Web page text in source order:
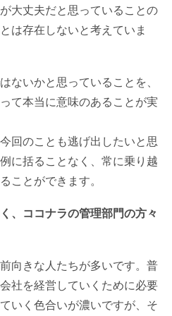
大丈夫だと思っていることの
は存在しないと考えていま
ないかと思っていることを、
て本当に意味のあることが実
回のことも逃げ出したいと思
に括ることなく、常に乗り越
ことができます。
、ココナラの管理部門の方々
向きな人たちが多いです。普
社を経営していくために必要
いく色合いが濃いですが、そ